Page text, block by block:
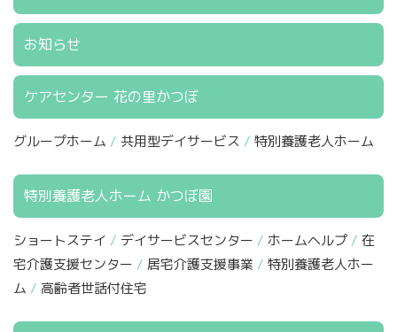
お知らせ
ケアセンター 花の里かつぼ
グループホーム 共用型デイサービス 特別養護老人ホーム
特別養護老人ホーム かつぼ園
ショートステイ デイサービスセンター ホームヘルプ
在
宅介護支援センター
居宅介護支援事業
特別養護老人ホー
ム
高齢者世話付住宅